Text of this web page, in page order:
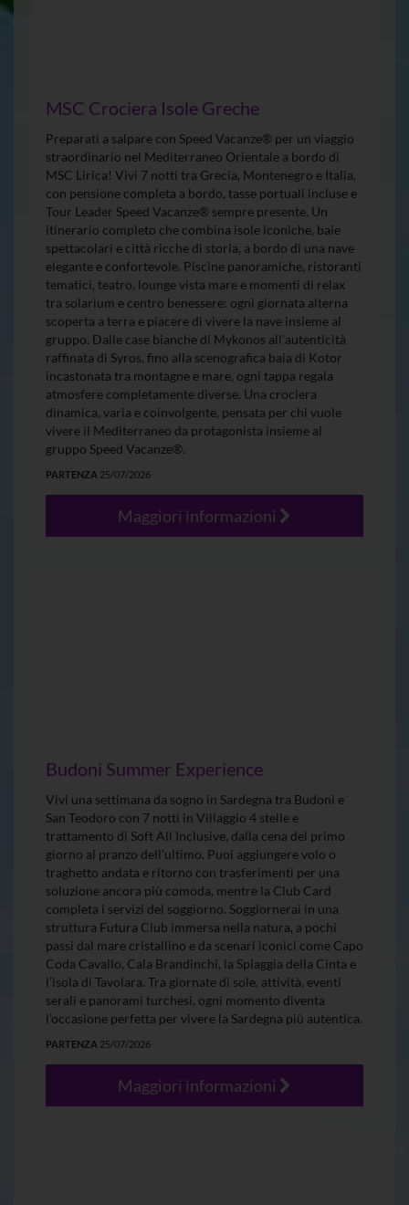
MSC Crociera Isole Greche
Preparati a salpare con Speed Vacanze® per un viaggio
straordinario nel Mediterraneo Orientale a bordo di
MSC Lirica! Vivi 7 notti tra Grecia, Montenegro e Italia,
con pensione completa a bordo, tasse portuali incluse e
Tour Leader Speed Vacanze® sempre presente. Un
itinerario completo che combina isole iconiche, baie
spettacolari e città ricche di storia, a bordo di una nave
elegante e confortevole. Piscine panoramiche, ristoranti
tematici, teatro, lounge vista mare e momenti di relax
tra solarium e centro benessere: ogni giornata alterna
scoperta a terra e piacere di vivere la nave insieme al
gruppo. Dalle case bianche di Mykonos all’autenticità
raffinata di Syros, fino alla scenografica baia di Kotor
incastonata tra montagne e mare, ogni tappa regala
atmosfere completamente diverse. Una crociera
dinamica, varia e coinvolgente, pensata per chi vuole
vivere il Mediterraneo da protagonista insieme al
gruppo Speed Vacanze®.
PARTENZA 25/07/2026
Maggiori informazioni
Budoni Summer Experience
Vivi una settimana da sogno in Sardegna tra Budoni e
San Teodoro con 7 notti in Villaggio 4 stelle e
trattamento di Soft All Inclusive, dalla cena del primo
giorno al pranzo dell’ultimo. Puoi aggiungere volo o
traghetto andata e ritorno con trasferimenti per una
soluzione ancora più comoda, mentre la Club Card
completa i servizi del soggiorno. Soggiornerai in una
struttura Futura Club immersa nella natura, a pochi
passi dal mare cristallino e da scenari iconici come Capo
Coda Cavallo, Cala Brandinchi, la Spiaggia della Cinta e
l’isola di Tavolara. Tra giornate di sole, attività, eventi
serali e panorami turchesi, ogni momento diventa
l’occasione perfetta per vivere la Sardegna più autentica.
PARTENZA 25/07/2026
Maggiori informazioni